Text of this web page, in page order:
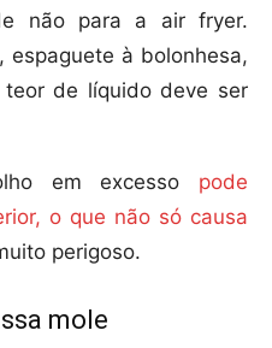
não para a air fryer.
espaguete à bolonhesa,
de líquido deve ser
em excesso pode
o que não só causa
perigoso.
mole